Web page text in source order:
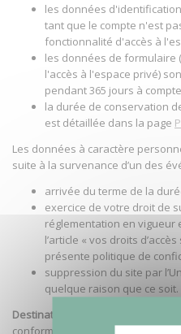
les données
tant que le compte n'est
fonctionnalité d'accès à
les données de formulaire
l'accès à l'espace privé)
pendant 365 jours à
la durée de conservation
est détaillée dans la page
Les données à caractère
suite à la survenance d’un des
arrivée du terme de la
exercice de votre droit de
réglementation en vigueur
l’article « vos droits
présente politique de
suppression du site par
quelque raison que ce soit.
Destinataires
: Afin d’assurer le
conformément aux finalités, les